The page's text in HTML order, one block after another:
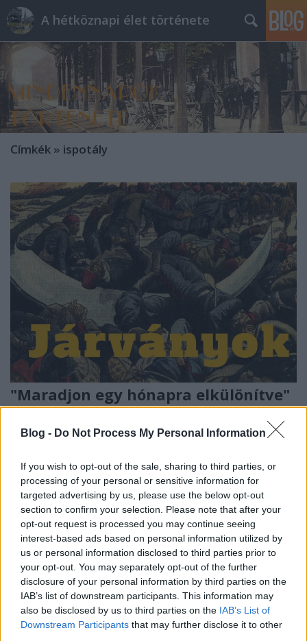
Blog - Do Not Process My Personal Information
If you wish to opt-out of the sale, sharing to third parties, or
processing of your personal or sensitive information for
targeted advertising by us, please use the below opt-out
section to confirm your selection. Please note that after your
opt-out request is processed you may continue seeing
interest-based ads based on personal information utilized by
us or personal information disclosed to third parties prior to
your opt-out. You may separately opt-out of the further
disclosure of your personal information by third parties on the
IAB’s list of downstream participants. This information may
also be disclosed by us to third parties on the IAB’s List of
Downstream Participants that may further disclose it to other
A hétköznapi élet története
Címkék » ispotály
"Maradjon egy hónapra elkülönítve"
középkorban
Pestis, feketehimlő, kolera, spanyolnátha - a
járványok végigkísérték, sőt olykor alakították az
emberiség történelmét. Az utóbbi évtizedekben a
HIV, a SARS, a madárinfluenza, aktuálisan pedig a
koronavírus megjelenése figyelmeztet bennünket,
hogy a modernizációs folyamat során
elhatalmasodott…